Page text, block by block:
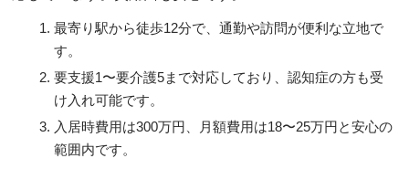
最寄り駅から徒歩12分で、通勤や訪問が便利な立地で
す。
要支援1〜要介護5まで対応しており、認知症の方も受
け入れ可能です。
入居時費用は300万円、月額費用は18〜25万円と安心の
範囲内です。